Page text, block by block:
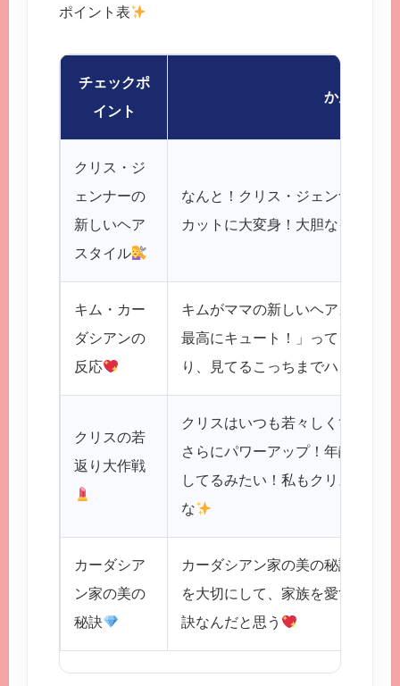
ポイント表
チェックポ
イント
かんなのコ
クリス・ジ
ェンナーの
新しいヘア
スタイル
なんと！クリス・ジェンナーが
カットに大変身！大胆なイメチ
キム・カー
ダシアンの
反応
キムがママの新しいヘアスタイ
最高にキュート！」ってコメン
り、見てるこっちまでハッピー
クリスの若
返り大作戦
クリスはいつも若々しくて綺麗
さらにパワーアップ！年齢なん
してるみたい！私もクリスみた
な
カーダシア
ン家の美の
秘訣
カーダシアン家の美の秘訣は、
を大切にして、家族を愛する気
訣なんだと思う